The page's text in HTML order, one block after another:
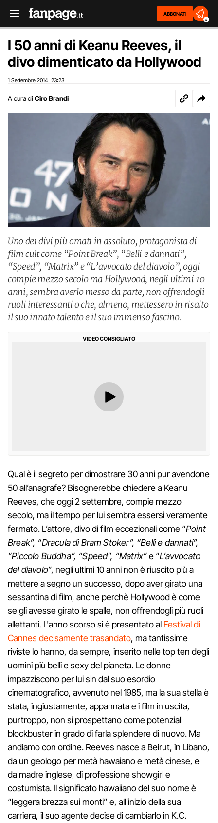
ABBONATI
2
I 50 anni di Keanu Reeves, il
divo dimenticato da Hollywood
1 Settembre 2014 23:23
A cura di Ciro Brandi
Uno dei divi più amati in assoluto, protagonista di
film cult come “Point Break”, “Belli e dannati”,
“Speed”, “Matrix” e “L’avvocato del diavolo”, oggi
compie mezzo secolo ma Hollywood, negli ultimi 10
anni, sembra averlo messo da parte, non offrendogli
ruoli interessanti o che, almeno, mettessero in risalto
il suo innato talento e il suo immenso fascino.
VIDEO CONSIGLIATO
Qual è il segreto per dimostrare 30 anni pur avendone
50 all’anagrafe? Bisognerebbe chiedere a Keanu
Reeves, che oggi 2 settembre, compie mezzo
secolo, ma il tempo per lui sembra essersi veramente
fermato. L’attore, divo di film eccezionali come “Point
Break”, “Dracula di Bram Stoker”, “Belli e dannati”,
“Piccolo Buddha”, “Speed”, “Matrix”e “L’avvocato
del diavolo”, negli ultimi 10 anni non è riuscito più a
mettere a segno un successo, dopo aver girato una
sessantina di film, anche perchè Hollywood è come
se gli avesse girato le spalle, non offrendogli più ruoli
allettanti. L'anno scorso si è presentato al Festival di
Cannes decisamente trasandato, ma tantissime
riviste lo hanno, da sempre, inserito nelle top ten degli
uomini più belli e sexy del pianeta. Le donne
impazziscono per lui sin dal suo esordio
cinematografico, avvenuto nel 1985, ma la sua stella è
stata, ingiustamente, appannata e i film in uscita,
purtroppo, non si prospettano come potenziali
blockbuster in grado di farla splendere di nuovo. Ma
andiamo con ordine. Reeves nasce a Beirut, in Libano,
da un geologo per metà hawaiano e metà cinese, e
da madre inglese, di professione showgirl e
costumista. Il significato hawaiiano del suo nome è
“leggera brezza sui monti” e, all’inizio della sua
carriera, il suo agente decise di cambiarlo in K.C.